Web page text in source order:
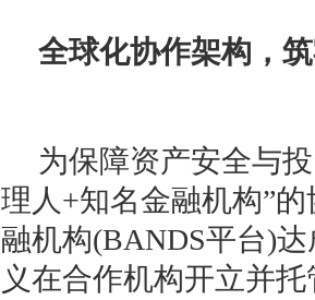
全球化协作架构，
为保障资产安全与
理人+知名金融机构”
融机构(BANDS平台)
义在合作机构开立并